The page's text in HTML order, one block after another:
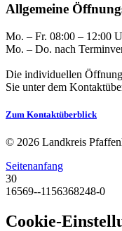
Allgemeine
Mo. – Fr. 08:00 – 12:00
Mo. – Do. nach
Die individuellen
Sie unter dem
Zum Kontaktüberblick
© 2026 Landkreis
Seitenanfang
30
16569--1156368248-0
Cookie-